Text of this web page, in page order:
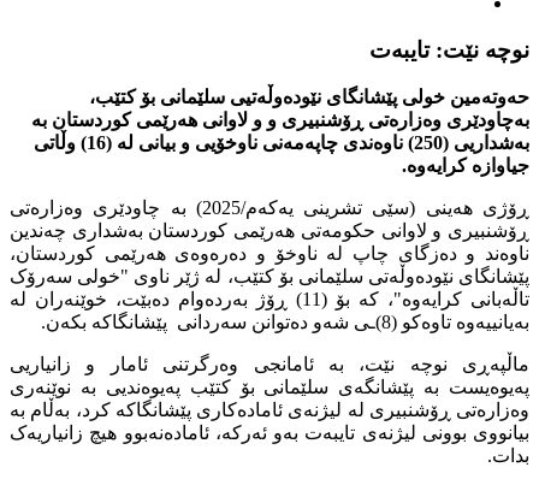
نوچە نێت: تایبەت
حەوتەمین خولی پێشانگای نێودەوڵەتیی سلێمانی بۆ كتێب،
بەچاودێری وەزارەتی ڕۆشنبیری و و لاوانی هەرێمی كوردستان بە
بەشداریی (250) ناوەندی چاپەمەنی ناوخۆیی و بیانی لە (16) وڵاتی
جیاوازە كرایەوە.
ڕۆژی هەینی (سێی تشرینی یەكەم/2025) بە چاودێری وەزارەتی
ڕۆشنبیری و لاوانی حکومەتی هەرێمی کوردستان بەشداری چەندین
ناوەند و دەزگای چاپ لە ناوخۆ و دەرەوەی هەرێمی کوردستان،
پێشانگای نێودەوڵەتی سلێمانی بۆ کتێب، لە ژێر ناوی "خولی سەرۆک
تاڵەبانی کرایەوە"، كە بۆ (11) ڕۆژ بەردەوام دەبێت، خوێنەران لە
بەیانییەوە تاوەكو (8)ـی شەو دەتوانن سەردانی پێشانگاكە بكەن.
ماڵپەڕی نوچە نێت، بە ئامانجی وەرگرتنی ئامار و زانیاریی
پەیوەیست بە پێشانگەی سلێمانی بۆ كتێب پەیوەندیی بە نوێنەری
وەزارەتی ڕۆشنبیری لە لیژنەی ئامادەکاری پێشانگاكە کرد، بەڵام بە
بیانووی بوونی لیژنەی تایبەت بەو ئەرکە، ئامادەنەبوو هیچ زانیاریەک
بدات.